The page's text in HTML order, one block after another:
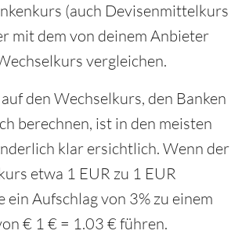
(auch Devisenmittelkurs
mit dem von deinem Anbieter
vergleichen.
den Wechselkurs, den Banken
berechnen, ist in den meisten
klar ersichtlich. Wenn der
etwa 1 EUR zu 1 EUR
ein Aufschlag von 3% zu einem
€ 1 € = 1.03 € führen.